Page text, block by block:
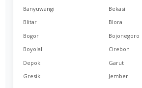
Banyuwangi
Bekasi
Blitar
Blora
Bogor
Bojonegoro
Boyolali
Cirebon
Depok
Garut
Gresik
Jember